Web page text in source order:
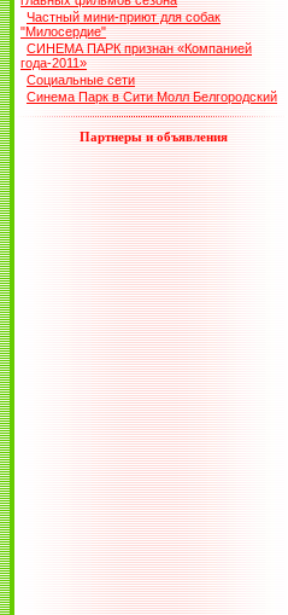
Частный мини-приют для собак
"Милосердие"
СИНЕМА ПАРК признан «Компанией
года-2011»
Социальные сети
Синема Парк в Сити Молл Белгородский
Партнеры и объявления